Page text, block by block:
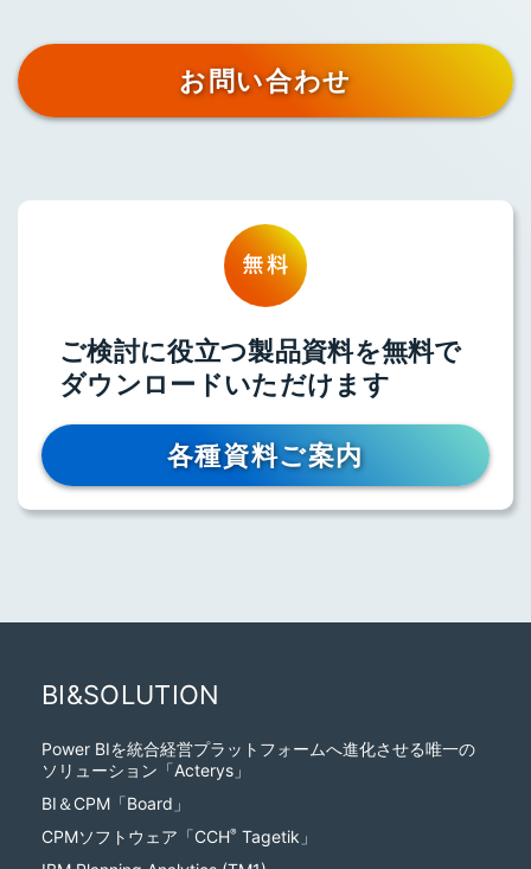
お問い合わせ
ご検討に役立つ製品資料を無料で
ダウンロードいただけます
各種資料ご案内
BI&SOLUTION
Power BIを統合経営プラットフォームへ進化させる唯一の
ソリューション「Acterys」
BI＆CPM「Board」
CPMソフトウェア「CCH® Tagetik」